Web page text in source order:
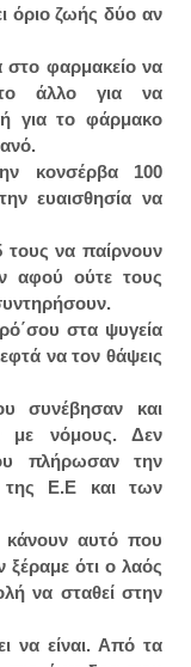
όριο ζωής δύο αν
στο φαρμακείο να
άλλο για να
για το φάρμακο
κονσέρβα 100
ευαισθησία να
τους να παίρνουν
αφού ούτε τους
στα ψυγεία
να τον θάψεις
συνέβησαν και
με νόμους. Δεν
πλήρωσαν την
της Ε.Ε και των
αυτό που
ότι ο λαός
να σταθεί στην
να είναι. Από τα